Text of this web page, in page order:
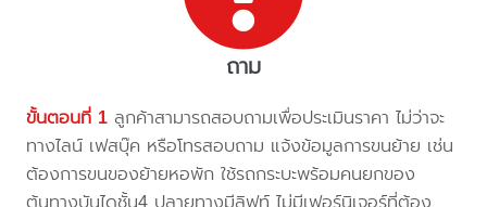
ถาม
ขั้นตอนที่ 1 ลูกค้าสามารถสอบถามเพื่อประเมินราคา ไม่ว่าจะ
ทางไลน์ เฟสบุ๊ค หรือโทรสอบถาม แจ้งข้อมูลการขนย้าย เช่น
ต้องการขนของย้ายหอพัก ใช้รถกระบะพร้อมคนยกของ